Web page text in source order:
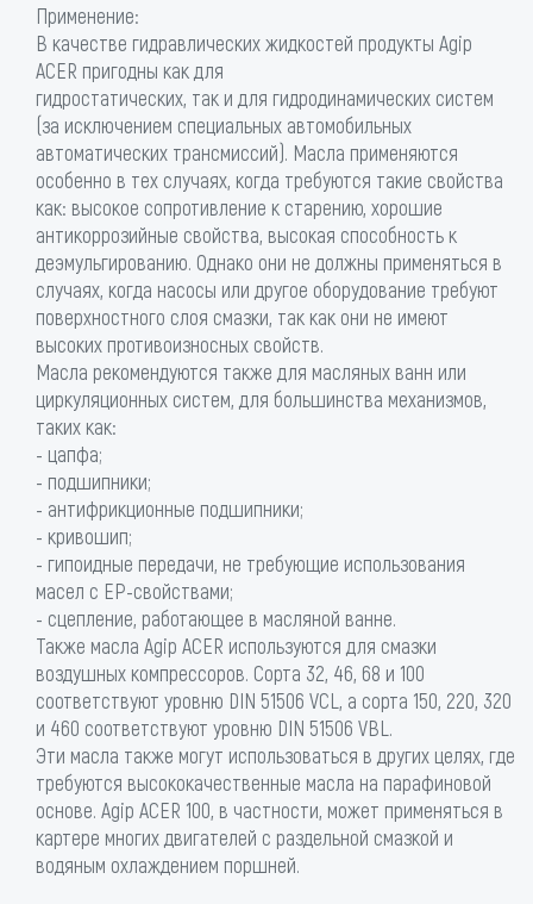
Применение:
В качестве гидравлических жидкостей продукты Agip
ACER пригодны как для
гидростатических, так и для гидродинамических систем
(за исключением специальных автомобильных
автоматических трансмиссий). Масла применяются
особенно в тех случаях, когда требуются такие свойства
как: высокое сопротивление к старению, хорошие
антикоррозийные свойства, высокая способность к
деэмульгированию. Однако они не должны применяться в
случаях, когда насосы или другое оборудование требуют
поверхностного слоя смазки, так как они не имеют
высоких противоизносных свойств.
Масла рекомендуются также для масляных ванн или
циркуляционных систем, для большинства механизмов,
таких как:
- цапфа;
- подшипники;
- антифрикционные подшипники;
- кривошип;
- гипоидные передачи, не требующие использования
масел с EP-свойствами;
- сцепление, работающее в масляной ванне.
Также масла Agip ACER используются для смазки
воздушных компрессоров. Сорта 32, 46, 68 и 100
соответствуют уровню DIN 51506 VCL, а сорта 150, 220, 320
и 460 соответствуют уровню DIN 51506 VBL.
Эти масла также могут использоваться в других целях, где
требуются высококачественные масла на парафиновой
основе. Agip ACER 100, в частности, может применяться в
картере многих двигателей с раздельной смазкой и
водяным охлаждением поршней.